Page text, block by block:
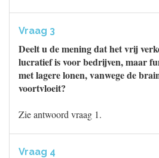
Vraag 3
Deelt u de mening dat het vrij
lucratief is voor bedrijven, maar
met lagere lonen, vanwege de
voortvloeit?
Zie antwoord vraag 1.
Vraag 4